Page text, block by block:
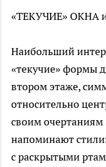
«ТЕКУЧИЕ»
Наибольший
«текучие» формы
втором этаже,
относительно
своим очертаниям
напоминают
с раскрытыми